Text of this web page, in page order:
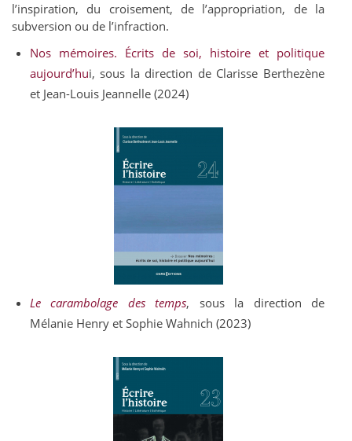
l’inspiration, du croisement, de l’appropriation, de la
subversion ou de l’infraction.
Nos mémoires. Écrits de soi, histoire et politique
aujourd’hui, sous la direction de Clarisse Berthezène
et Jean-Louis Jeannelle (2024)
Le carambolage des temps, sous la direction de
Mélanie Henryet Sophie Wahnich (2023)